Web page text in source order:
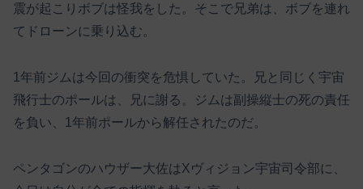
震が起こりボブは怪我をした。そこで兄弟は、ボブを連れ
てドローンに乗り込む。
1年前ジムは今回の衝突を危惧していた。兄と同じく宇宙
飛行士のポールは、兄に謝る。ジムは副操縦士の死の責任
を負い、1年前ポールから解任されたのだ。
ペンタゴンのハウザー大佐はXヴィジョン宇宙司令部に、